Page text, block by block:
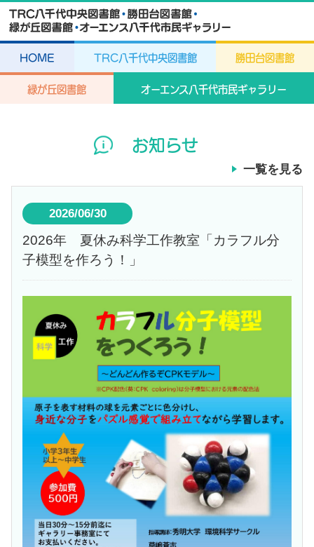
HOME TRC八千代中央図書館 勝田台図書館
緑が丘図書館 オーエンス八千代市民ギャラリー
お知らせ
一覧を見る
2026/06/30
2026年 夏休み科学工作教室「カラフル分
子模型を作ろう！」